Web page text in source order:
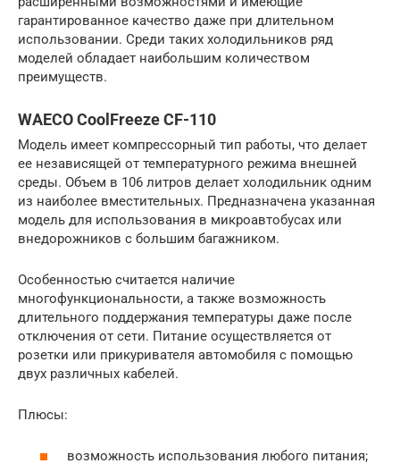
гарантированное качество даже при длительном
использовании. Среди таких холодильников ряд
моделей обладает наибольшим количеством
преимуществ.
WAECO CoolFreeze CF-110
Модель имеет компрессорный тип работы, что делает
ее независящей от температурного режима внешней
среды. Объем в 106 литров делает холодильник одним
из наиболее вместительных. Предназначена указанная
модель для использования в микроавтобусах или
внедорожников с большим багажником.
Особенностью считается наличие
многофункциональности, а также возможность
длительного поддержания температуры даже после
отключения от сети. Питание осуществляется от
розетки или прикуривателя автомобиля с помощью
двух различных кабелей.
Плюсы:
возможность использования любого питания;